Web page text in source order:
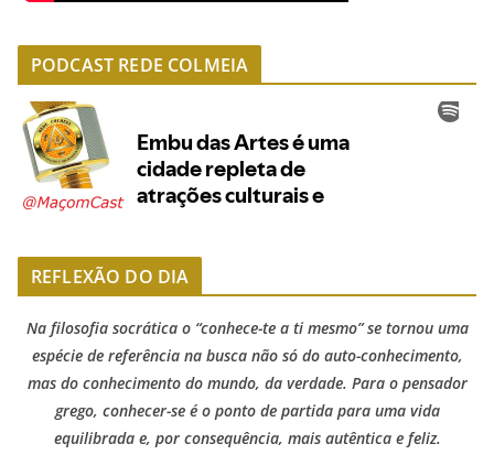
PODCAST REDE COLMEIA
REFLEXÃO DO DIA
Na filosofia socrática o “conhece-te a ti mesmo” se tornou uma
espécie de referência na busca não só do auto-conhecimento,
mas do conhecimento do mundo, da verdade. Para o pensador
grego, conhecer-se é o ponto de partida para uma vida
equilibrada e, por consequência, mais autêntica e feliz.